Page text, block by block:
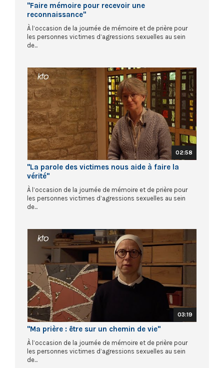
"Faire mémoire pour recevoir une
reconnaissance"
À l’occasion de la journée de mémoire et de prière pour
les personnes victimes d’agressions sexuelles au sein
de...
02:58
"La parole des victimes nous aide à faire la
vérité"
À l’occasion de la journée de mémoire et de prière pour
les personnes victimes d’agressions sexuelles au sein
de...
03:19
"Ma prière : être sur un chemin de vie"
À l’occasion de la journée de mémoire et de prière pour
les personnes victimes d’agressions sexuelles au sein
de...